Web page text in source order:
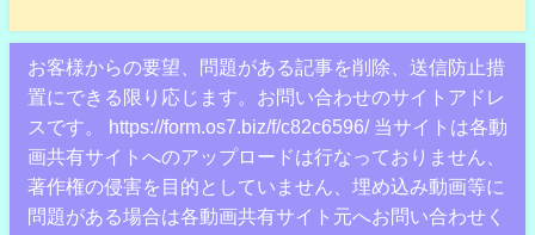
お客様からの要望、問題がある記事を削除、送信防止措
置にできる限り応じます。お問い合わせのサイトアドレ
スです。 https://form.os7.biz/f/c82c6596/ 当サイトは各動
画共有サイトへのアップロードは行なっておりません、
著作権の侵害を目的としていません、埋め込み動画等に
問題がある場合は各動画共有サイト元へお問い合わせく